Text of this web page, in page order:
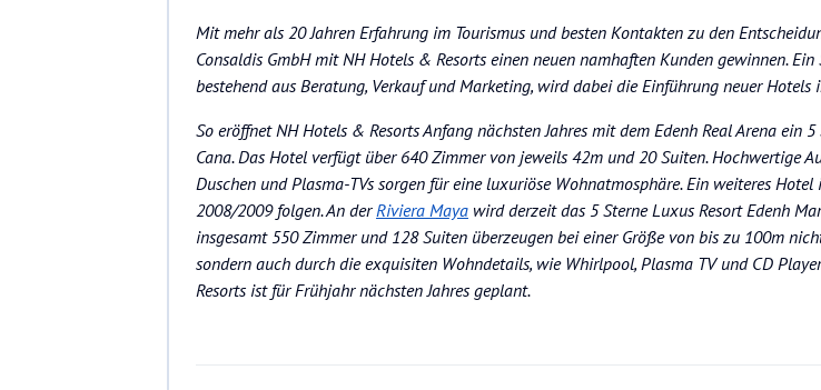
Mit mehr als 20 Jahren Erfahrung im Tourismus und besten Kontakten zu den
Consaldis GmbH mit NH Hotels & Resorts einen neuen namhaften Kunden gewinnen.
bestehend aus Beratung, Verkauf und Marketing, wird dabei die Einführung neuer Hotels
So eröffnet NH Hotels & Resorts Anfang nächsten Jahres mit dem Edenh Real Arena ein
Cana. Das Hotel verfügt über 640 Zimmer von jeweils 42m und 20 Suiten. Hochwertige
Duschen und Plasma-TVs sorgen für eine luxuriöse Wohnatmosphäre. Ein weiteres
2008/2009 folgen. An der Riviera Maya wird derzeit das 5 Sterne Luxus Resort Edenh
insgesamt 550 Zimmer und 128 Suiten überzeugen bei einer Größe von bis zu 100m
sondern auch durch die exquisiten Wohndetails, wie Whirlpool, Plasma TV und CD
Resorts ist für Frühjahr nächsten Jahres geplant.